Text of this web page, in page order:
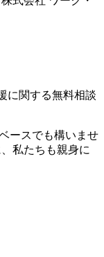
に関する無料相談
ースでも構いませ
私たちも親身に